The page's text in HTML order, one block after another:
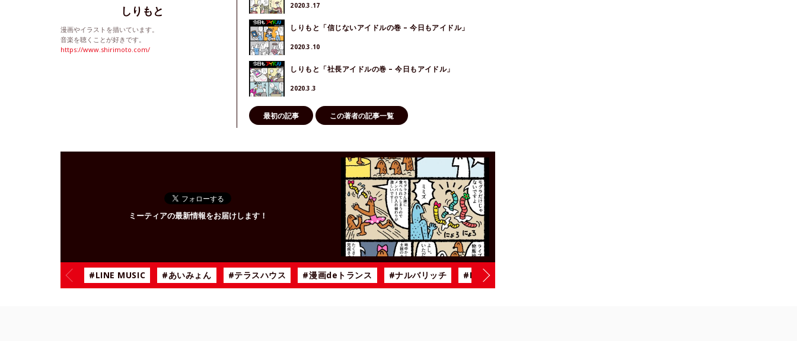
しりもと
漫画やイラストを描いています。
音楽を聴くことが好きです。
https://www.shirimoto.com/
2020.3.17
しりもと「信じないアイドルの巻 – 今日もアイドル」
2020.3.10
しりもと「社長アイドルの巻 – 今日もアイドル」
2020.3.3
最初の記事 この著者の記事一覧
ミーティアの最新情報をお届けします！
#LINE MUSIC #あいみょん #テラスハウス #漫画deトランス #ナルバリッチ #BiSH